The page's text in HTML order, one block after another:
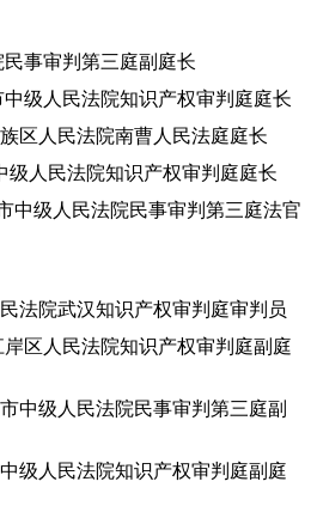
事审判第三庭副庭长
人民法院知识产权审判庭庭长
人民法院南曹人民法庭庭长
人民法院知识产权审判庭庭长
级人民法院民事审判第三庭法官
院武汉知识产权审判庭审判员
人民法院知识产权审判庭副庭
级人民法院民事审判第三庭副
人民法院知识产权审判庭副庭